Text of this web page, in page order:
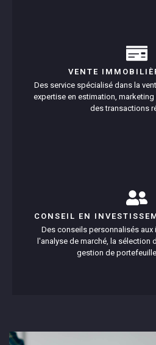
VENTE
Des service spécialisé dans la
expertise en estimation,
des transactions
CONSEIL EN
Des conseils personnalisés aux
l'analyse de marché, la sélection
gestion de